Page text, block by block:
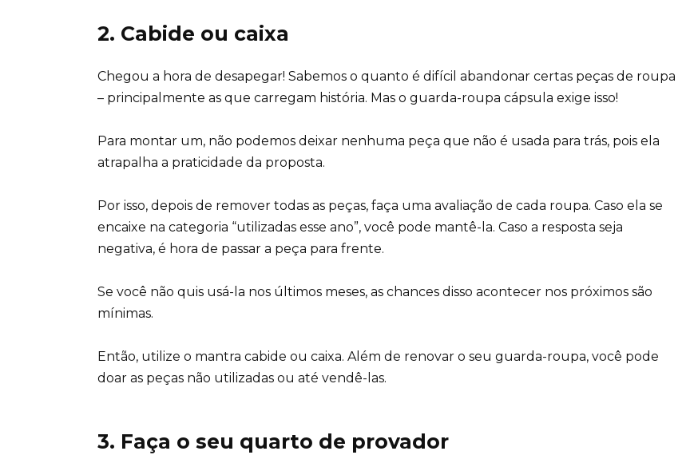
2. Cabide ou caixa
Chegou a hora de desapegar! Sabemos o quanto é difícil abandonar certas peças de roupa
– principalmente as que carregam história. Mas o guarda-roupa cápsula exige isso!
Para montar um, não podemos deixar nenhuma peça que não é usada para trás, pois ela
atrapalha a praticidade da proposta.
Por isso, depois de remover todas as peças, faça uma avaliação de cada roupa. Caso ela se
encaixe na categoria “utilizadas esse ano”, você pode mantê-la. Caso a resposta seja
negativa, é hora de passar a peça para frente.
Se você não quis usá-la nos últimos meses, as chances disso acontecer nos próximos são
mínimas.
Então, utilize o mantra cabide ou caixa. Além de renovar o seu guarda-roupa, você pode
doar as peças não utilizadas ou até vendê-las.
3. Faça o seu quarto de provador